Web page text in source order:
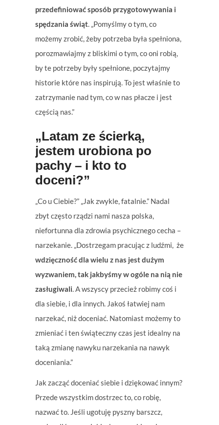
przedefiniować sposób przygotowywania i
spędzania świąt. „Pomyślmy o tym, co
możemy zrobić, żeby potrzeba była spełniona,
porozmawiajmy z bliskimi o tym, co oni robią,
by te potrzeby były spełnione, poczytajmy
historie które nas inspirują. To jest właśnie to
zatrzymanie nad tym, co w nas płacze i jest
częścią nas.”
„Latam ze ścierką,
jestem urobiona po
pachy – i kto to
doceni?”
„Co u Ciebie?” „Jak zwykle, fatalnie.” Nadal
zbyt często rządzi nami nasza polska,
niefortunna dla zdrowia psychicznego cecha –
narzekanie. „Dostrzegam pracując z ludźmi, że
wdzięczność dla wielu z nas jest dużym
wyzwaniem, tak jakbyśmy w ogóle na nią nie
zasługiwali. A wszyscy przecież robimy coś i
dla siebie, i dla innych. Jakoś łatwiej nam
narzekać, niż doceniać. Natomiast możemy to
zmieniać i ten świąteczny czas jest idealny na
taką zmianę nawyku narzekania na nawyk
doceniania.”
Jak zacząć doceniać siebie i dziękować innym?
Przede wszystkim dostrzec to, co robię,
nazwać to. Jeśli ugotuję pyszny barszcz,